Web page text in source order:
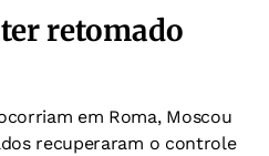
retomado
em Roma, Moscou
recuperaram o controle